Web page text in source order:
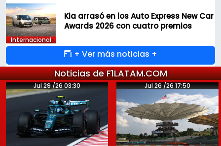
Internacional
Kia arrasó en los Auto Express New Car
Awards 2026 con cuatro premios
+ Ver más noticias +
Noticias de F1LATAM.COM
Jul 29 /26 03:30 Jul 26 /26 17:50